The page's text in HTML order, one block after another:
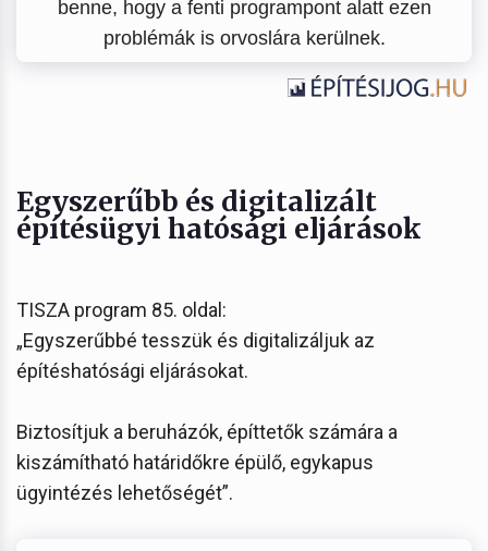
benne, hogy a fenti programpont alatt ezen
problémák is orvoslára kerülnek.
Egyszerűbb és digitalizált
építésügyi hatósági eljárások
TISZA program 85. oldal:
„Egyszerűbbé tesszük és digitalizáljuk az
építéshatósági eljárásokat.
Biztosítjuk a beruházók, építtetők számára a
kiszámítható határidőkre épülő, egykapus
ügyintézés lehetőségét”.